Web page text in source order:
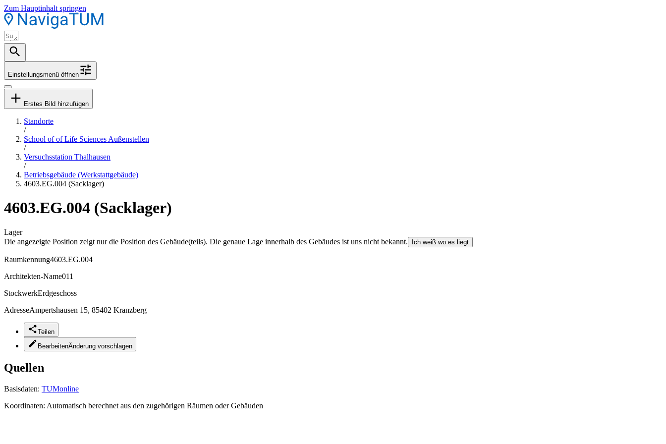
Zum Hauptinhalt springen
Einstellungsmenü öffnen
Erstes Bild hinzufügen
Standorte
/
School of of Life Sciences Außenstellen
/
Versuchsstation Thalhausen
/
Betriebsgebäude (Werkstattgebäude)
4603.EG.004 (Sacklager)
4603.EG.004 (Sacklager)
Lager
Die angezeigte Position zeigt nur die Position des Gebäude(teils). Die genaue Lage innerhalb des Gebäudes ist uns nicht bekannt.
Ich weiß wo es liegt
Raumkennung4603.EG.004
Architekten-Name011
StockwerkErdgeschoss
AdresseAmpertshausen 15, 85402 Kranzberg
Teilen
BearbeitenÄnderung vorschlagen
Quellen
Basisdaten: TUMonline
Koordinaten: Automatisch berechnet aus den zugehörigen Räumen oder Gebäuden